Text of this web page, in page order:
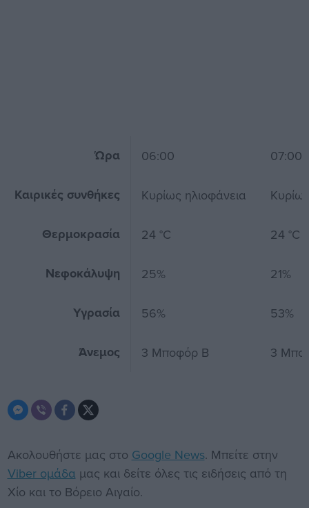
Ώρα
Καιρικές συνθήκες
Θερμοκρασία
Νεφοκάλυψη
Υγρασία
Άνεμος
06:00
Κυρίως ηλιοφάνεια
24 °C
25%
56%
3 Μποφόρ Β
07:00
24 °C
21%
53%
3
Ακολουθήστε μας στο Google News. Μπείτε στην
Viber ομάδα μας και δείτε όλες τις ειδήσεις από τη
Χίο και το Βόρειο Αιγαίο.